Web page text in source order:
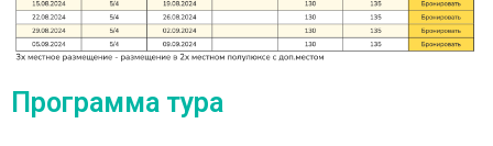
Программа тура